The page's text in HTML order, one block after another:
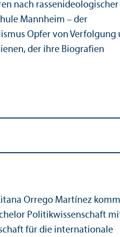
nach rassenideologischer
Mannheim – der
Opfer von Verfolgung
der ihre Biografien
Orrego Martínez
Politik­wissenschaft
für die internationale